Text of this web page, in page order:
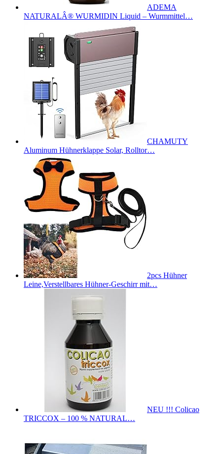
ADEMA
NATURALÂ® WURMIDIN Liquid – Wurmmittel…
CHAMUTY
Aluminum Hühnerklappe Solar, Rolltor…
2pcs Hühner
Leine,Verstellbares Hühner-Geschirr mit…
NEU !!! Colicao
TRICCOX – 100 % NATURAL…